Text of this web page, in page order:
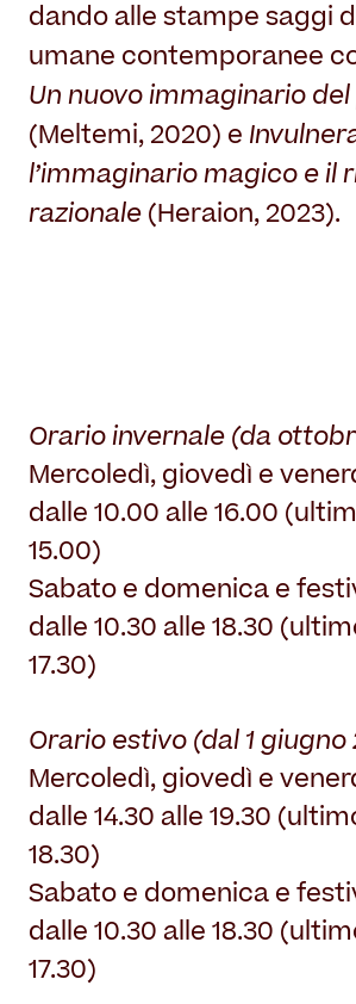
dando alle stampe saggi
umane contemporanee
Un nuovo immaginario
(Meltemi, 2020) e
l’immaginario magico e il
razionale (Heraion, 2023).
Orario invernale (da
Mercoledì, giovedì e
dalle 10.00 alle 16.00
15.00)
Sabato e domenica e
dalle 10.30 alle 18.30
17.30)
Orario estivo (dal 1 giugno
Mercoledì, giovedì e
dalle 14.30 alle 19.30
18.30)
Sabato e domenica e
dalle 10.30 alle 18.30
17.30)